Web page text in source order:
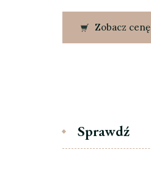
Zobacz cenę
Sprawdź